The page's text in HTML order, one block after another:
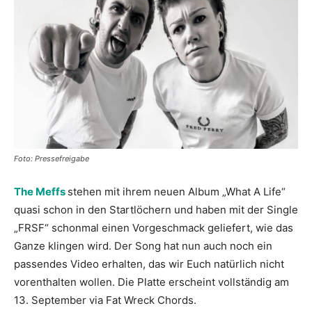
Foto: Pressefreigabe
The Meffs stehen mit ihrem neuen Album „What A Life“
quasi schon in den Startlöchern und haben mit der Single
„FRSF“ schonmal einen Vorgeschmack geliefert, wie das
Ganze klingen wird. Der Song hat nun auch noch ein
passendes Video erhalten, das wir Euch natürlich nicht
vorenthalten wollen. Die Platte erscheint vollständig am
13. September via Fat Wreck Chords.